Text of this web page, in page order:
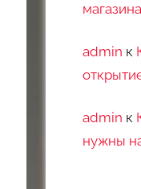
admin к
admin к
нужны